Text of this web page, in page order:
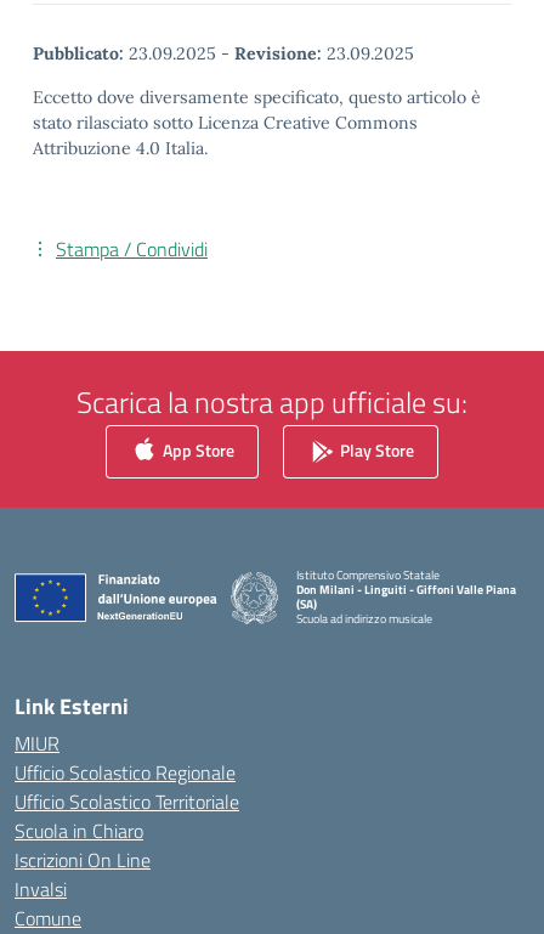
Pubblicato: 23.09.2025 - Revisione: 23.09.2025
Eccetto dove diversamente specificato, questo articolo è
stato rilasciato sotto Licenza Creative Commons
Attribuzione 4.0 Italia.
Stampa / Condividi
Scarica la nostra app ufficiale su:
App Store Play Store
Istituto Comprensivo Statale
Don Milani - Linguiti - Giffoni Valle Piana
(SA)
Scuola ad indirizzo musicale
Link Esterni
MIUR
Ufficio Scolastico Regionale
Ufficio Scolastico Territoriale
Scuola in Chiaro
Iscrizioni On Line
Invalsi
Comune